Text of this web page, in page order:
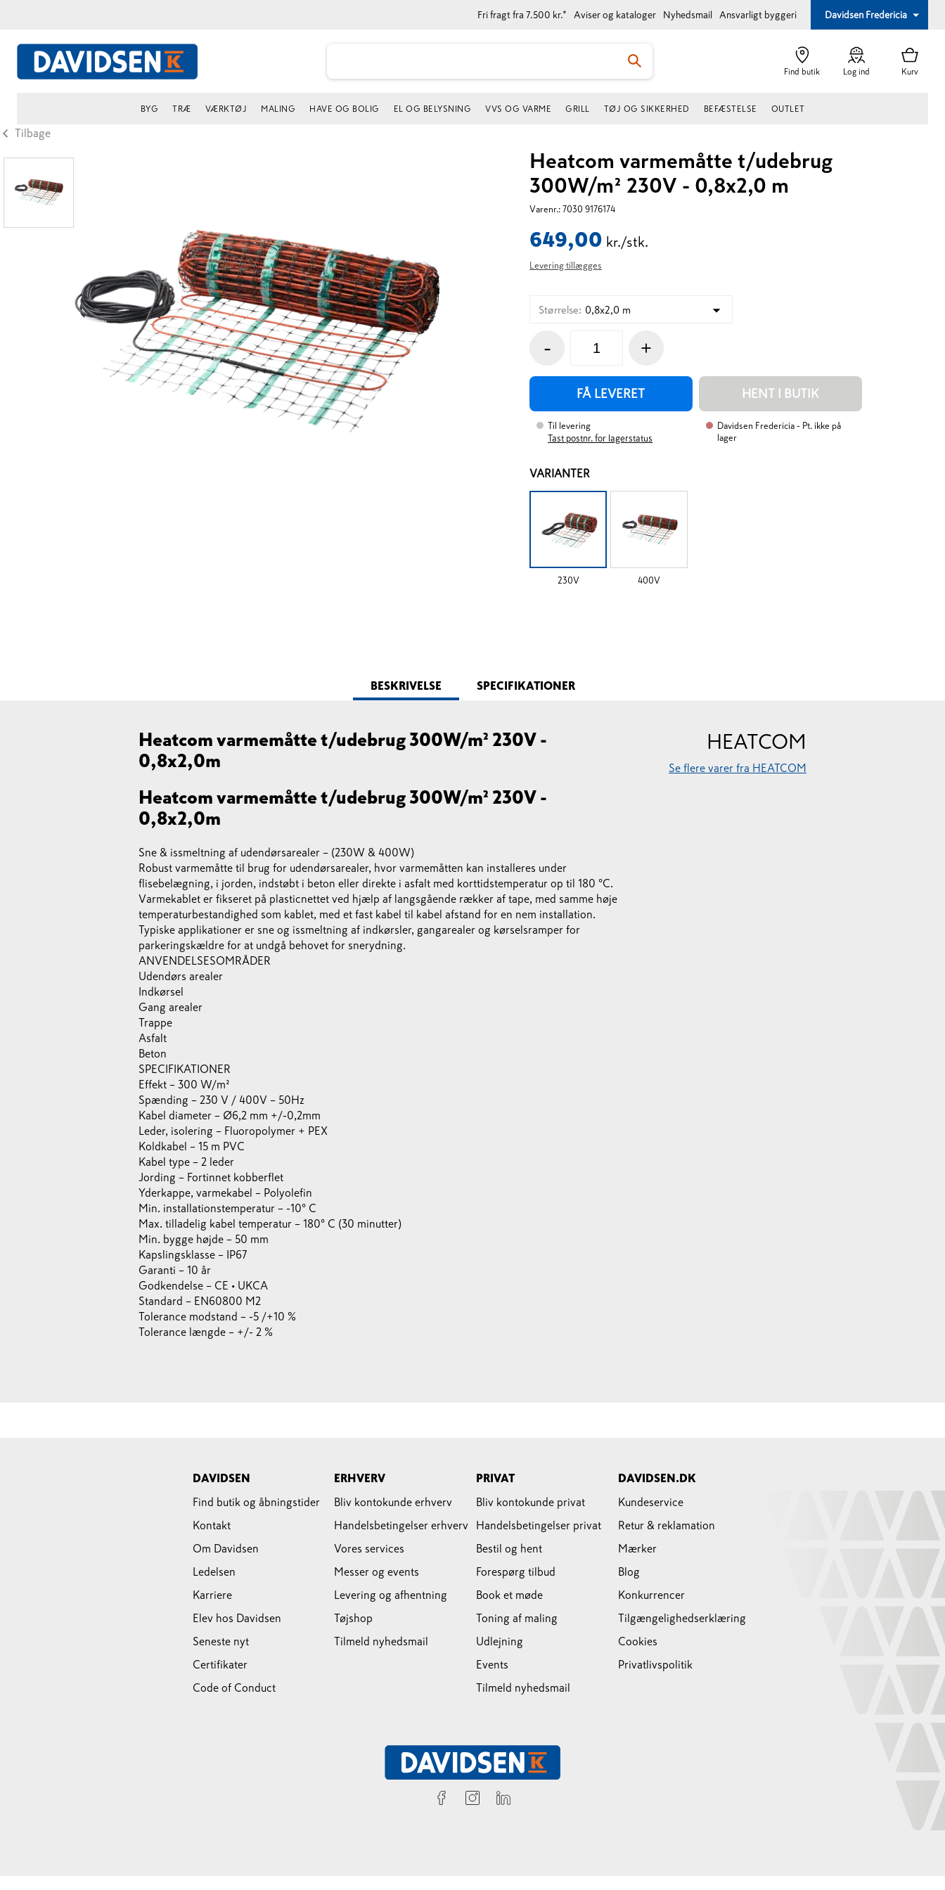
Fri fragt fra 7.500 kr.* Aviser og kataloger Nyhedsmail Ansvarligt byggeri Davidsen Fredericia
Find butik Log ind Kurv
BYG TRÆ VÆRKTØJ MALING HAVE OG BOLIG EL OG BELYSNING VVS OG VARME GRILL TØJ OG SIKKERHED BEFÆSTELSE OUTLET
Tilbage
Heatcom varmemåtte t/udebrug
300W/m² 230V - 0,8x2,0 m
Varenr.: 7030 9176174
649,00 kr./stk.
Levering tillægges
Størrelse: 0,8x2,0 m
- +
FÅ LEVERET HENT I BUTIK
Til levering
Tast postnr. for lagerstatus
Davidsen Fredericia - Pt. ikke på
lager
VARIANTER
230V 400V
BESKRIVELSE SPECIFIKATIONER
Heatcom varmemåtte t/udebrug 300W/m² 230V -
0,8x2,0m
Heatcom varmemåtte t/udebrug 300W/m² 230V -
0,8x2,0m
Sne & issmeltning af udendørsarealer – (230W & 400W)
Robust varmemåtte til brug for udendørsarealer, hvor varmemåtten kan installeres under
flisebelægning, i jorden, indstøbt i beton eller direkte i asfalt med korttidstemperatur op til 180 °C.
Varmekablet er fikseret på plasticnettet ved hjælp af langsgående rækker af tape, med samme høje
temperaturbestandighed som kablet, med et fast kabel til kabel afstand for en nem installation.
Typiske applikationer er sne og issmeltning af indkørsler, gangarealer og kørselsramper for
parkeringskældre for at undgå behovet for snerydning.
ANVENDELSESOMRÅDER
Udendørs arealer
Indkørsel
Gang arealer
Trappe
Asfalt
Beton
SPECIFIKATIONER
Effekt – 300 W/m²
Spænding – 230 V / 400V – 50Hz
Kabel diameter – Ø6,2 mm +/-0,2mm
Leder, isolering – Fluoropolymer + PEX
Koldkabel – 15 m PVC
Kabel type – 2 leder
Jording – Fortinnet kobberflet
Yderkappe, varmekabel – Polyolefin
Min. installationstemperatur – -10° C
Max. tilladelig kabel temperatur – 180° C (30 minutter)
Min. bygge højde – 50 mm
Kapslingsklasse – IP67
Garanti – 10 år
Godkendelse – CE • UKCA
Standard – EN60800 M2
Tolerance modstand – -5 /+10 %
Tolerance længde – +/- 2 %
HEATCOM
Se flere varer fra HEATCOM
DAVIDSEN
Find butik og åbningstider
Kontakt
Om Davidsen
Ledelsen
Karriere
Elev hos Davidsen
Seneste nyt
Certifikater
Code of Conduct
ERHVERV
Bliv kontokunde erhverv
Handelsbetingelser erhverv
Vores services
Messer og events
Levering og afhentning
Tøjshop
Tilmeld nyhedsmail
PRIVAT
Bliv kontokunde privat
Handelsbetingelser privat
Bestil og hent
Forespørg tilbud
Book et møde
Toning af maling
Udlejning
Events
Tilmeld nyhedsmail
DAVIDSEN.DK
Kundeservice
Retur & reklamation
Mærker
Blog
Konkurrencer
Tilgængelighedserklæring
Cookies
Privatlivspolitik